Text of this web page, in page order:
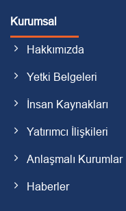
Kurumsal
Hakkımızda
Yetki Belgeleri
İnsan Kaynakları
Yatırımcı İlişkileri
Anlaşmalı Kurumlar
Haberler